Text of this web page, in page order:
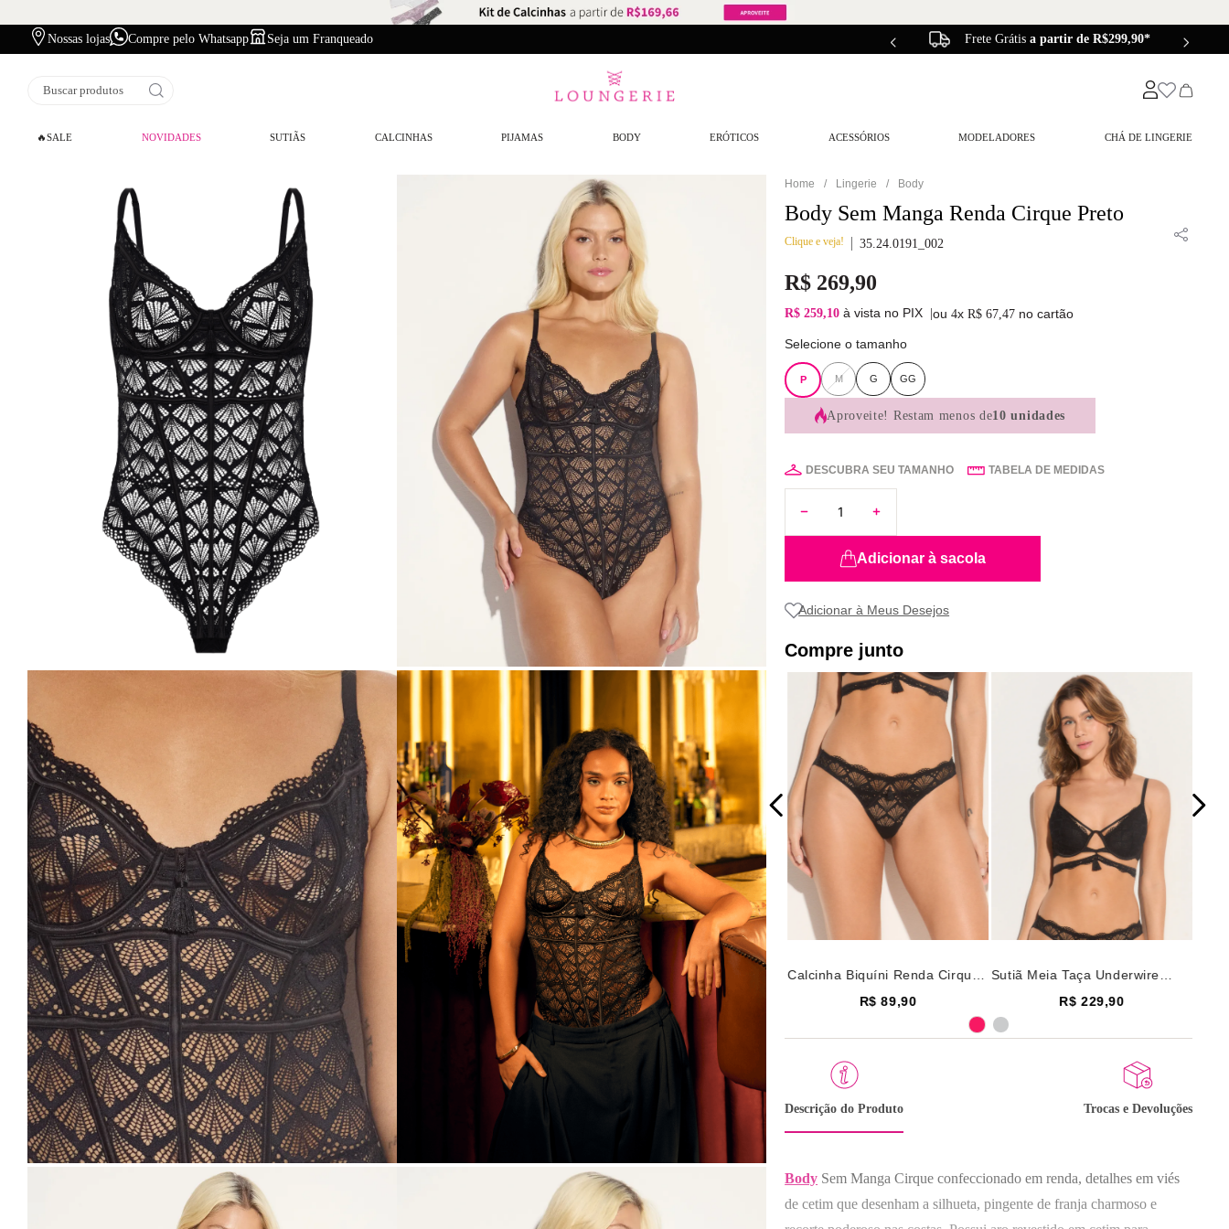
Nossas lojas Compre pelo Whatsapp Seja um Franqueado Frete Grátis a partir de R$299,90*
Buscar produtos
🔥SALE NOVIDADES SUTIÃS CALCINHAS PIJAMAS BODY ERÓTICOS ACESSÓRIOS MODELADORES CHÁ DE LINGERIE
Lingerie Body
Body Sem Manga Renda Cirque Preto
Clique e veja! 35.24.0191_002
R$ 269,90
R$ 259,10 à vista no PIX |ou4xR$ 67 ,47 no cartão
Selecione o tamanho
P M G GG
Aproveite! Restam menos de10 unidades
DESCUBRA SEU TAMANHO TABELA DE MEDIDAS
Adicionar à sacola
Compre junto
Calcinha Biquíni Renda Cirque
R$ 89,90
Selecione o tamanho
Sutiã Meia Taça Underwire
R$ 229,90
Selecione a taça
Descrição do Produto Trocas e Devoluções
Body Sem Manga Cirque confeccionado em renda, detalhes em viés
de cetim que desenham a silhueta, pingente de franja charmoso e